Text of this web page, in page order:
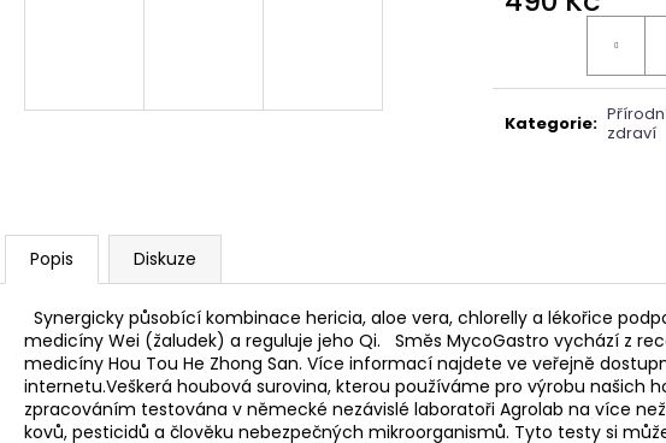
Kategorie: zdraví
Popis Diskuze
Synergicky působící kombinace hericia, aloe vera, chlorelly a lékořice
medicíny Wei (žaludek) a reguluje jeho Qi. Směs MycoGastro vychází z
medicíny Hou Tou He Zhong San. Více informací najdete ve veřejně
internetu.Veškerá houbová surovina, kterou používáme pro výrobu našich
zpracováním testována v německé nezávislé laboratoři Agrolab na více
kovů, pesticidů a člověku nebezpečných mikroorganismů. Tyto testy si
PARFÉMOVÁ VODA - ZAHRA